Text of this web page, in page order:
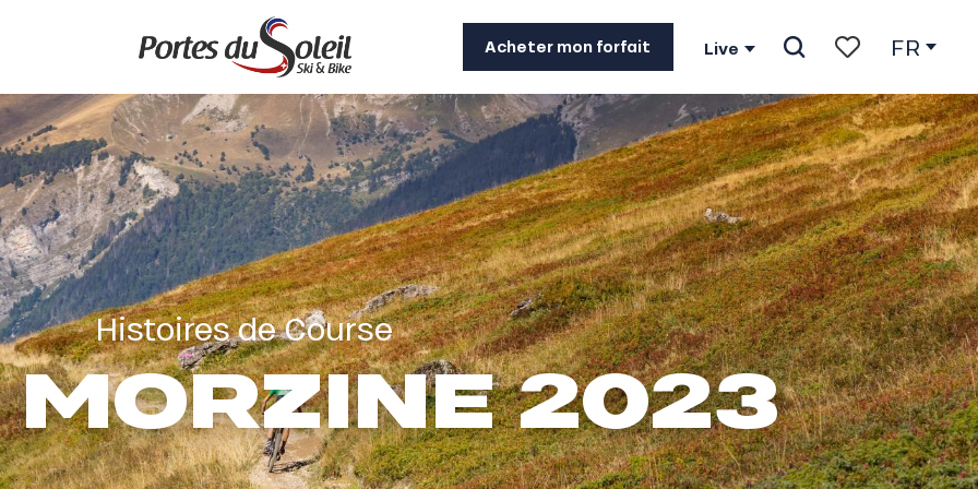
Acheter mon forfait Live FR
Histoires de Course
MORZINE 2023